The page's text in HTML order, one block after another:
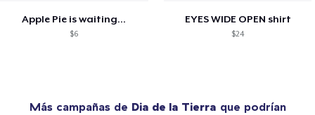
Apple Pie is waiting...
$6
EYES WIDE OPEN shirt
$24
Más campañas de Dia de la Tierra que podrían